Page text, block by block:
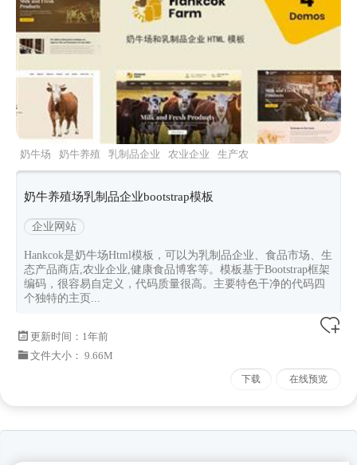
奶牛场 奶牛养殖 乳制品企业 农业企业
生产农
场
奶牛养殖场乳制品企业bootstrap模板
企业网站
Hankcok是奶牛场Html模板，可以为乳制品企业、食品市场、生
态产品商店,农业企业,健康食品博客等。模板基于Bootstrap框架
编码，很容易自定义，代码质量很高。主要特色干净的代码四
个独特的主页...
更新时间： 1年前
文件大小： 9.66M
下载 在线预览